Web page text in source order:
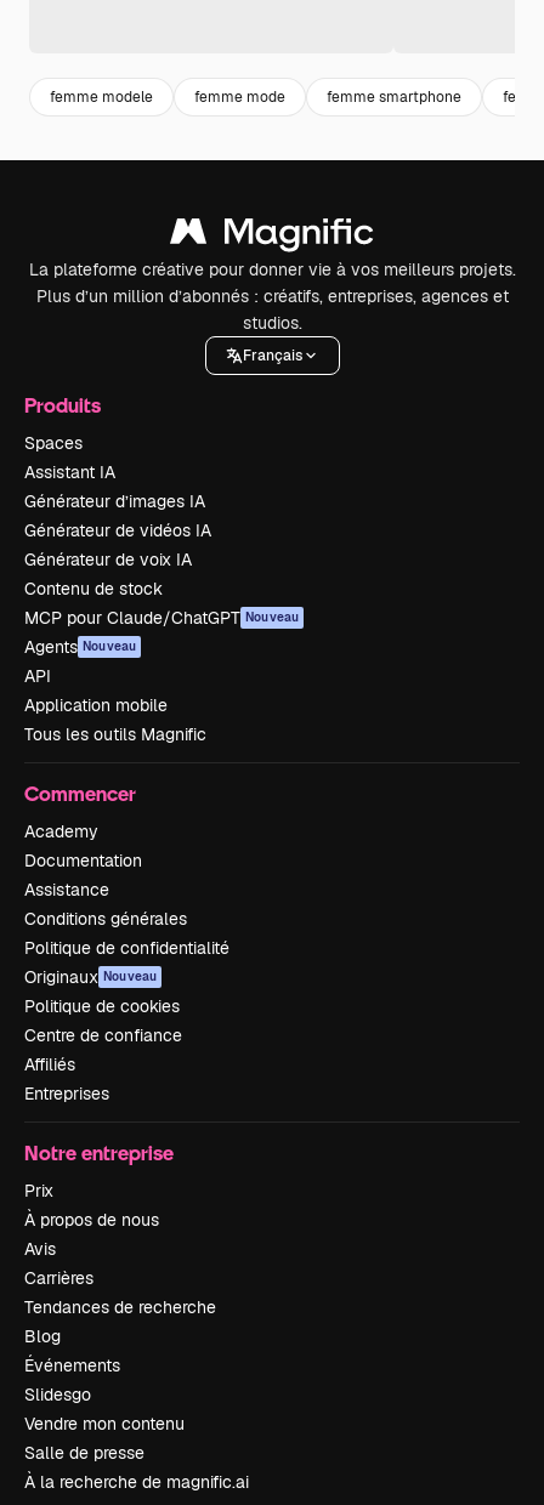
femme modele femme mode femme smartphone
La plateforme créative pour donner vie à vos meilleurs projets.
Plus d’un million d’abonnés : créatifs, entreprises, agences et
studios.
Français
Produits
Spaces
Assistant IA
Générateur d’images IA
Générateur de vidéos IA
Générateur de voix IA
Contenu de stock
MCP pour Claude/ChatGPT Nouveau
Agents Nouveau
API
Application mobile
Tous les outils Magnific
Commencer
Academy
Documentation
Assistance
Conditions générales
Politique de confidentialité
Originaux Nouveau
Politique de cookies
Centre de confiance
Affiliés
Entreprises
Notre entreprise
Prix
À propos de nous
Avis
Carrières
Tendances de recherche
Blog
Événements
Slidesgo
Vendre mon contenu
Salle de presse
À la recherche de magnific.ai